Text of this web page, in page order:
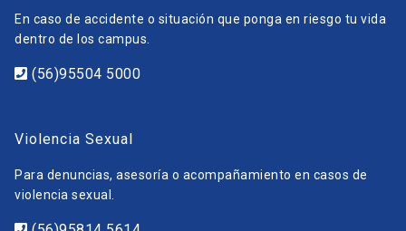
En caso de accidente o situación que ponga en riesgo tu vida
dentro de los campus.
(56)95504 5000
Violencia Sexual
Para denuncias, asesoría o acompañamiento en casos de
violencia sexual.